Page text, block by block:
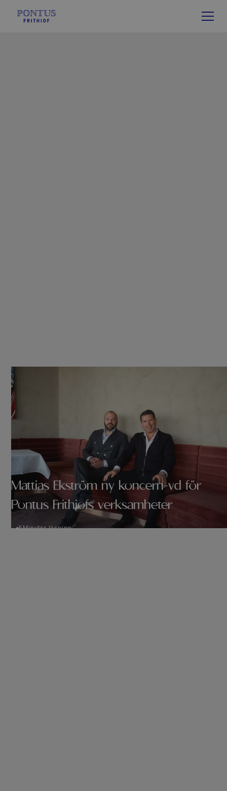
Mattias Ekström ny koncern-vd för
Pontus Frithiofs verksamheter
5Minuter läsning